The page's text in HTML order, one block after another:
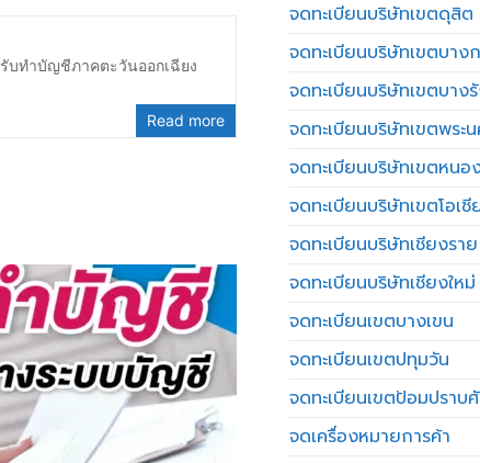
รับทำบัญชีภาคตะวันออกเฉียง
Read more
จดทะเบียนบริษัทเขตดุสิต
จดทะเบียนบริษัทเขตบาง
จดทะเบียนบริษัทเขตบาง
จดทะเบียนบริษัทเขตพระ
จดทะเบียนบริษัทเขตหนอ
จดทะเบียนบริษัทเขตโอเชี
จดทะเบียนบริษัทเชียงราย
จดทะเบียนบริษัทเชียงใหม่
จดทะเบียนเขตบางเขน
จดทะเบียนเขตปทุมวัน
จดทะเบียนเขตป้อมปราบ
จดเครื่องหมายการค้า